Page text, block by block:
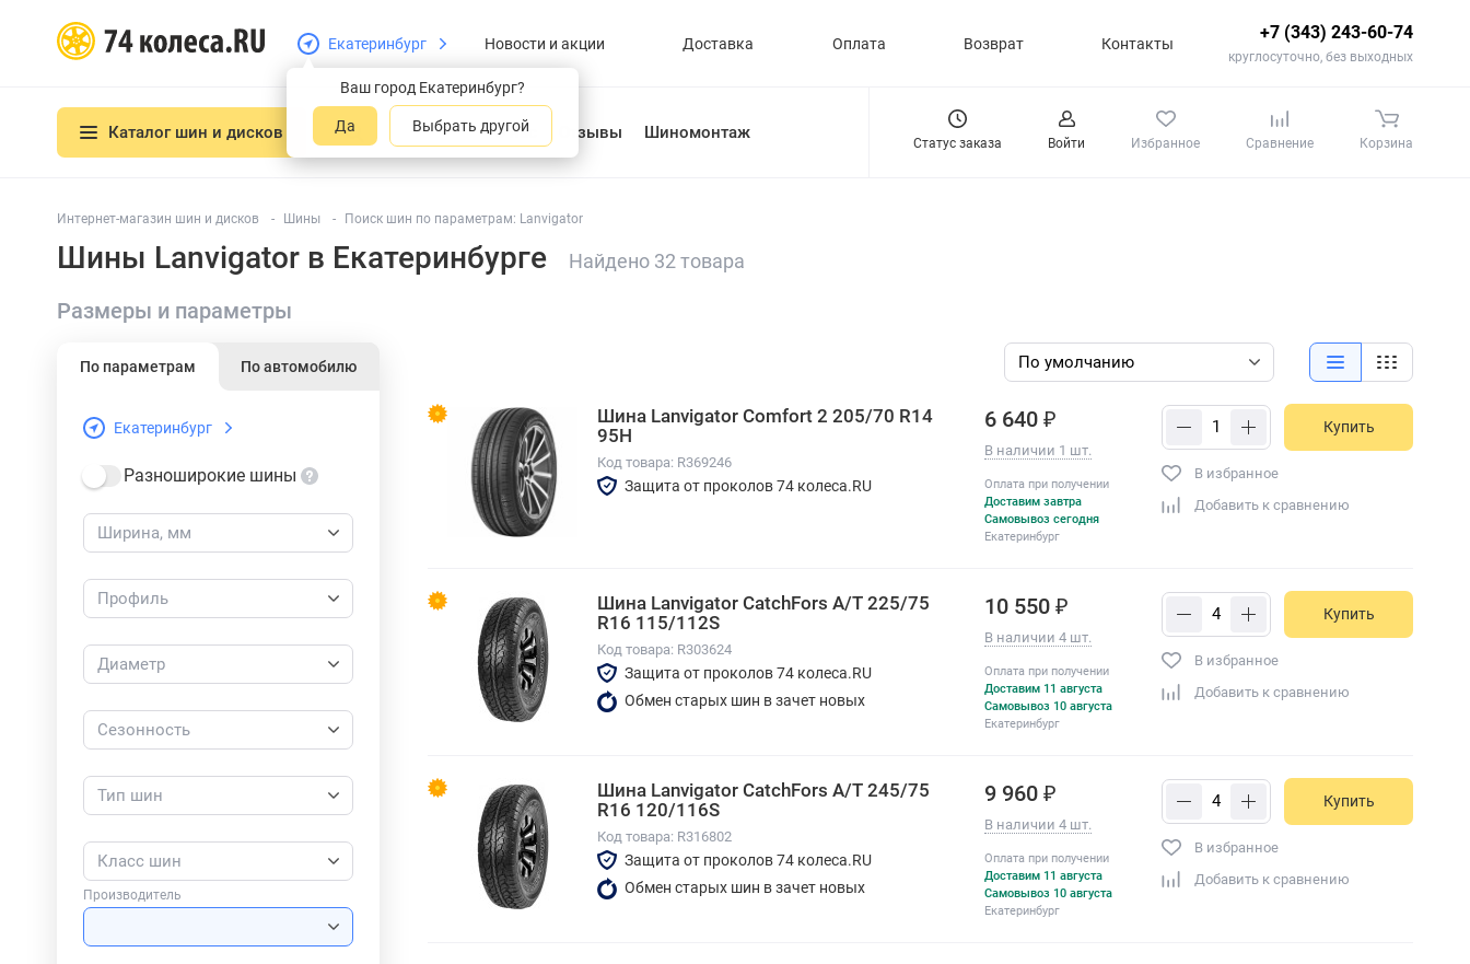
Екатеринбург
Ваш город Екатеринбург?
Да Выбрать другой
Новости и акции Доставка Оплата Возврат Контакты
+7 (343) 243-60-74
круглосуточно, без выходных
Каталог шин и дисков О нас Отзывы Шиномонтаж
Статус заказа Войти Избранное Сравнение Корзина
Интернет-магазин шин и дисков Шины Поиск шин по параметрам: Lanvigator
Шины Lanvigator в Екатеринбурге Найдено 32 товара
Размеры и параметры
По параметрам По автомобилю
Екатеринбург
Разноширокие шины
Ширина, мм
Профиль
Диаметр
Сезонность
Тип шин
Класс шин
Производитель
Шина Lanvigator Comfort 2 205/70 R14
95H
Код товара: R369246
Защита от проколов 74 колеса.RU
6 640 ₽
В наличии 1 шт.
Оплата при получении
Доставим завтра
Самовывоз сегодня
Екатеринбург
Купить
В избранное
Добавить к сравнению
Шина Lanvigator CatchFors A/T 225/75
R16 115/112S
Код товара: R303624
Защита от проколов 74 колеса.RU
Обмен старых шин в зачет новых
10 550 ₽
В наличии 4 шт.
Оплата при получении
Доставим 11 августа
Самовывоз 10 августа
Екатеринбург
Купить
В избранное
Добавить к сравнению
Шина Lanvigator CatchFors A/T 245/75
R16 120/116S
Код товара: R316802
Защита от проколов 74 колеса.RU
Обмен старых шин в зачет новых
9 960 ₽
В наличии 4 шт.
Оплата при получении
Доставим 11 августа
Самовывоз 10 августа
Екатеринбург
Купить
В избранное
Добавить к сравнению